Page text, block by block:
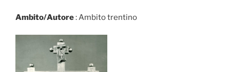
Ambito/Autore: Ambito trentino